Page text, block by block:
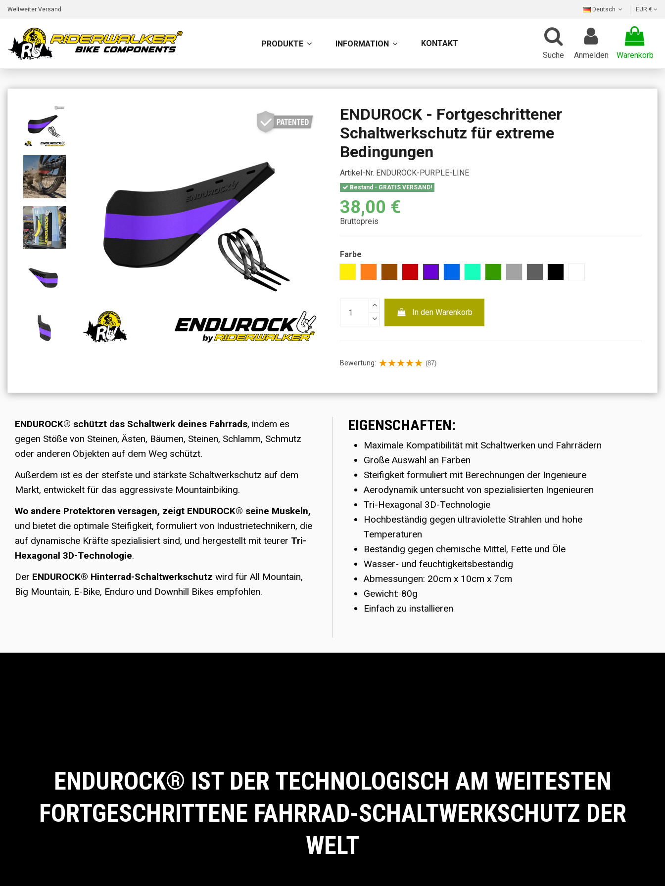
Weltweiter Versand Deutsch EUR €
PRODUKTE INFORMATION
KONTAKT
Suche
Anmelden Warenkorb
ENDUROCK - Fortgeschrittener
Schaltwerkschutz für extreme
Bedingungen
Artikel-Nr. ENDUROCK-PURPLE-LINE
Bestand - GRATIS VERSAND!
38,00 €
Bruttopreis
Farbe
In den Warenkorb
Bewertung: (87)
ENDUROCK® schützt das Schaltwerk deines Fahrrads, indem es
gegen Stöße von Steinen, Ästen, Bäumen, Steinen, Schlamm, Schmutz
oder anderen Objekten auf dem Weg schützt.
Außerdem ist es der steifste und stärkste Schaltwerkschutz auf dem
Markt, entwickelt für das aggressivste Mountainbiking.
Wo andere Protektoren versagen, zeigt ENDUROCK® seine Muskeln,
und bietet die optimale Steifigkeit, formuliert von Industrietechnikern, die
auf dynamische Kräfte spezialisiert sind, und hergestellt mit teurer Tri-
Hexagonal 3D-Technologie.
Der ENDUROCK® Hinterrad-Schaltwerkschutz wird für All Mountain,
Big Mountain, E-Bike, Enduro und Downhill Bikes empfohlen.
EIGENSCHAFTEN:
Maximale Kompatibilität mit Schaltwerken und Fahrrädern
Große Auswahl an Farben
Steifigkeit formuliert mit Berechnungen der Ingenieure
Aerodynamik untersucht von spezialisierten Ingenieuren
Tri-Hexagonal 3D-Technologie
Hochbeständig gegen ultraviolette Strahlen und hohe
Temperaturen
Beständig gegen chemische Mittel, Fette und Öle
Wasser- und feuchtigkeitsbeständig
Abmessungen: 20cm x 10cm x 7cm
Gewicht: 80g
Einfach zu installieren
ENDUROCK® IST DER TECHNOLOGISCH AM WEITESTEN
FORTGESCHRITTENE FAHRRAD-SCHALTWERKSCHUTZ DER
WELT